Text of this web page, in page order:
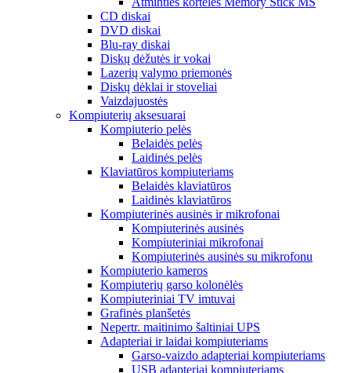
CD diskai
DVD diskai
Blu-ray diskai
Diskų dėžutės ir vokai
Lazerių valymo priemonės
Diskų dėklai ir stoveliai
Vaizdajuostės
Kompiuterių aksesuarai
Kompiuterio pelės
Belaidės pelės
Laidinės pelės
Klaviatūros kompiuteriams
Belaidės klaviatūros
Laidinės klaviatūros
Kompiuterinės ausinės ir mikrofonai
Kompiuterinės ausinės
Kompiuteriniai mikrofonai
Kompiuterinės ausinės su mikrofonu
Kompiuterio kameros
Kompiuterių garso kolonėlės
Kompiuteriniai TV imtuvai
Grafinės planšetės
Nepertr. maitinimo šaltiniai UPS
Adapteriai ir laidai kompiuteriams
Garso-vaizdo adapteriai kompiuteriams
USB adapteriai kompiuteriams